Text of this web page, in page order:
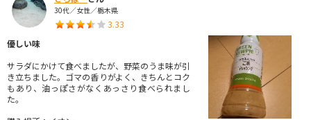
30代／女性／栃木県
3.33
優しい味
サラダにかけて食べましたが、野菜のうま味が引
き立ちました。ゴマの香りがよく、きちんとコク
もあり、油っぽさがなくあっさり食べられまし
た。